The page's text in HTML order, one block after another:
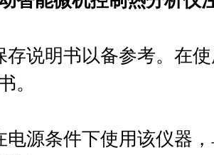
明书以备参考。在使
。
条件下使用该仪器，